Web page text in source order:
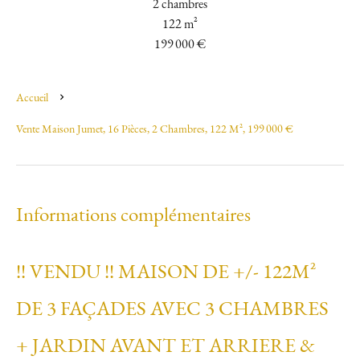
2 chambres
122 m²
199 000 €
Accueil
Vente Maison Jumet, 16 Pièces, 2 Chambres, 122 M², 199 000 €
Informations complémentaires
!! VENDU !! MAISON DE +/- 122M²
DE 3 FAÇADES AVEC 3 CHAMBRES
+ JARDIN AVANT ET ARRIERE &